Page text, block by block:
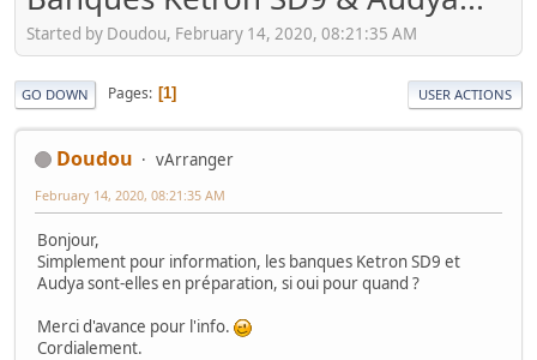
Started by Doudou, February 14, 2020, 08:21:35 AM
GO DOWN Pages 1 USER ACTIONS
Doudou vArranger
February 14, 2020, 08:21:35 AM
Bonjour,
Simplement pour information, les banques Ketron SD9 et
Audya sont-elles en préparation, si oui pour quand ?
Merci d'avance pour l'info.
Cordialement.